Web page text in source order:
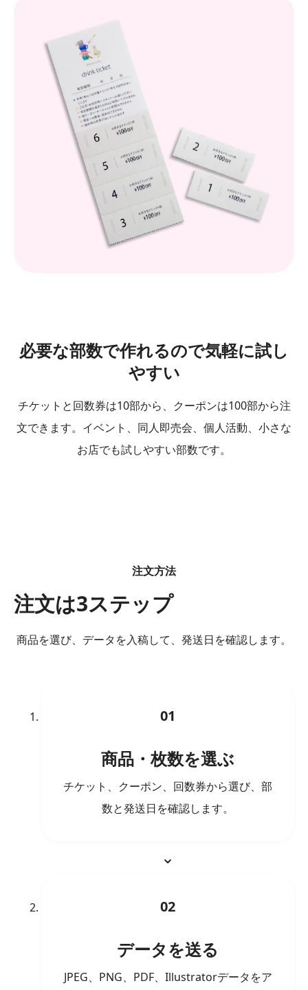
必要な部数で作れるので気軽に試し
やすい
チケットと回数券は10部から、クーポンは100部から注
文できます。イベント、同人即売会、個人活動、小さな
お店でも試しやすい部数です。
注文方法
注文は3ステップ
商品を選び、データを入稿して、発送日を確認します。
01
商品・枚数を選ぶ
チケット、クーポン、回数券から選び、部
数と発送日を確認します。
02
データを送る
JPEG、PNG、PDF、Illustratorデータをア